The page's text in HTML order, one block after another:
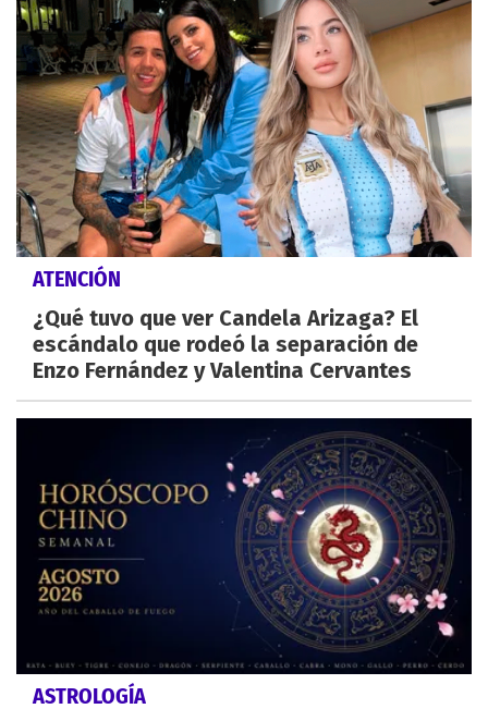
ATENCIÓN
¿Qué tuvo que ver Candela Arizaga? El
escándalo que rodeó la separación de
Enzo Fernández y Valentina Cervantes
ASTROLOGÍA